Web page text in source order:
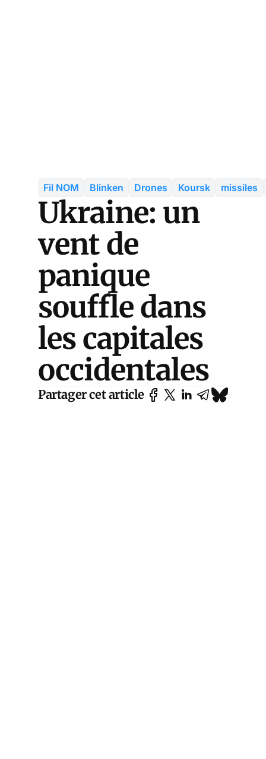
Fil NOM Blinken Drones Koursk missiles
Ukraine: un
vent de
panique
souffle dans
les capitales
occidentales
Partager cet article